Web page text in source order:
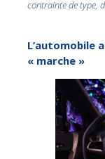
contrainte de type,
L’automobile
« marche »